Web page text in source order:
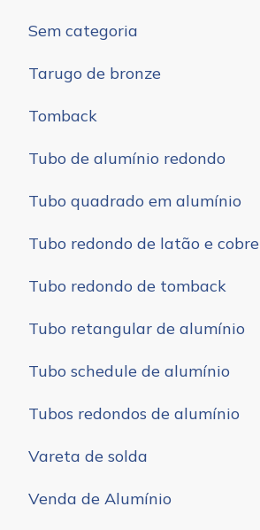
Sem categoria
Tarugo de bronze
Tomback
Tubo de alumínio redondo
Tubo quadrado em alumínio
Tubo redondo de latão e cobre
Tubo redondo de tomback
Tubo retangular de alumínio
Tubo schedule de alumínio
Tubos redondos de alumínio
Vareta de solda
Venda de Alumínio